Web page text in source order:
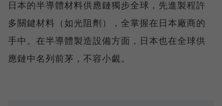
日本的半導體材料供應鏈獨步全球，先進製程許
多關鍵材料（如光阻劑），全掌握在日本廠商的
手中。在半導體製造設備方面，日本也在全球供
應鏈中名列前茅，不容小覷。